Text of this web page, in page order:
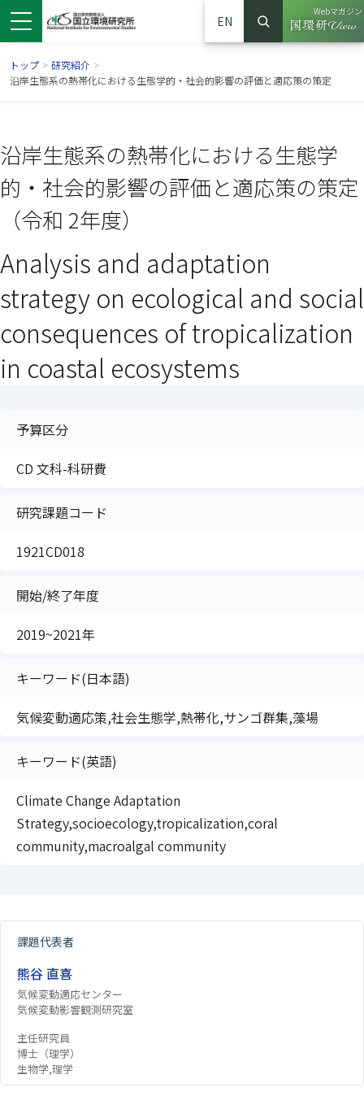
ウで開きます）
ンドウで開きます）
ウインドウで開きます）
EN
サイト内検索
検索
Webマガジン
（別ウイ
トップ > 研究紹介 >
沿岸生態系の熱帯化における生態学的・社会的影響の評価と適応策の策定
沿岸生態系の熱帯化における生態学
的・社会的影響の評価と適応策の策定
（令和 2年度）
Analysis and adaptation
strategy on ecological and social
consequences of tropicalization
in coastal ecosystems
予算区分
CD 文科-科研費
研究課題コード
1921CD018
開始/終了年度
2019~2021年
キーワード(日本語)
気候変動適応策,社会生態学,熱帯化,サンゴ群集,藻場
キーワード(英語)
Climate Change Adaptation
Strategy,socioecology,tropicalization,coral
community,macroalgal community
課題代表者
熊谷 直喜
気候変動適応センター
気候変動影響観測研究室
主任研究員
博士（理学）
生物学,理学